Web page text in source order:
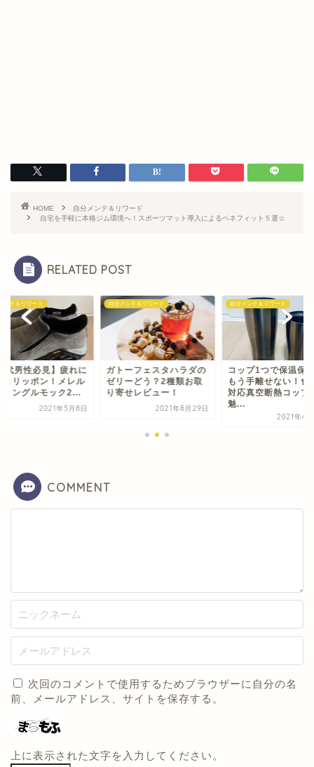
HOME
自分メンテ＆リワード
自宅を手軽に本格ジム環境へ！スポーツマット導入によるベネフィット５選☆
RELATED POST
ンテ＆リワード
代男性必見】疲れに
スリッポン！メレル
ャングルモック2...
2021年5月8日
自分メンテ＆リワード
ガトーフェスタハラダの
ゼリーどう？2種類お取
り寄せレビュー！
2021年8月29日
自分メンテ＆リワード
コップ1つで保温保
もう手離せない！食
対応真空断熱コップ
魅...
2021年4
COMMENT
次回のコメントで使用するためブラウザーに自分の名
前、メールアドレス、サイトを保存する。
上に表示された文字を入力してください。